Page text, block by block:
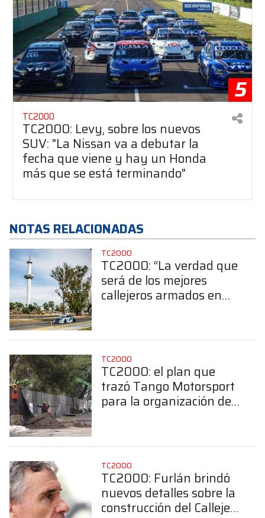
5
TC2000
TC2000: Levy, sobre los nuevos
SUV: "La Nissan va a debutar la
fecha que viene y hay un Honda
más que se está terminando"
NOTAS RELACIONADAS
TC2000
TC2000: “La verdad que
será de los mejores
callejeros armados en
TC2000
TC2000: el plan que
trazó Tango Motorsport
para la organización del
TC2000
TC2000: Furlán brindó
nuevos detalles sobre la
construcción del Callejero